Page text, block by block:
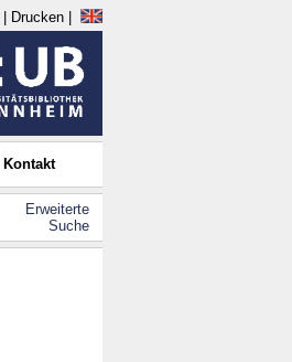
Drucken
Kontakt
Erweiterte
Suche